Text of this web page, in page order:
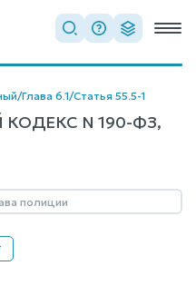
/Глава 6.1/Статья 55.5-1
N 190-ФЗ,